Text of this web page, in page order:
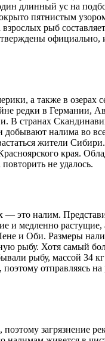
длинный ус на
пятнистым
рыб
официально,
а также в озерах
редки в Германии,
В странах
добывают налима во
жители
края.
не удалось.
— это налим.
и медленно
и Оби. Размеры
рыбу. Хотя самый
рыбу, массой 34
отправляясь на
загрязнение